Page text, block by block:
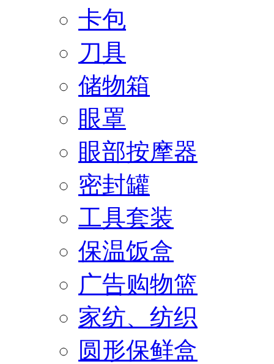
卡包
刀具
储物箱
眼罩
眼部按摩器
密封罐
工具套装
保温饭盒
广告购物篮
家纺、纺织
圆形保鲜盒